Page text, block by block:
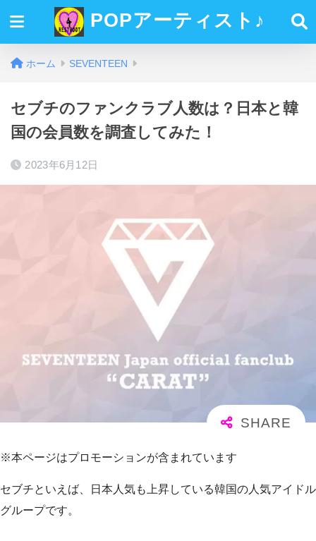
POPアーティスト♪
ホーム SEVENTEEN
セブチのファンクラブ人数は？日本と韓
国の会員数を調査してみた！
2023年6月12日
※本ページはプロモーションが含まれています
セブチといえば、日本人気も上昇している韓国の人気アイドル
グループです。